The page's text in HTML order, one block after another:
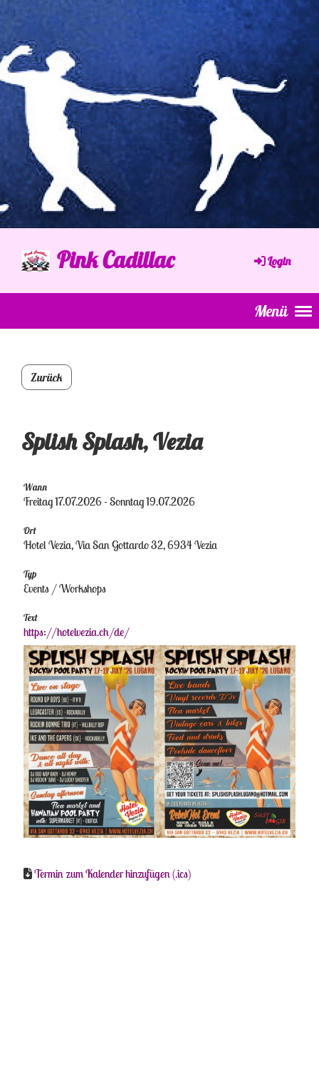
Pink Cadillac Login
Menü
Zurück
Splish Splash, Vezia
Wann
Freitag 17.07.2026 - Sonntag 19.07.2026
Ort
Hotel Vezia, Via San Gottardo 32, 6934 Vezia
Typ
Events / Workshops
Text
https://hotelvezia.ch/de/
Termin zum Kalender hinzufügen (.ics)